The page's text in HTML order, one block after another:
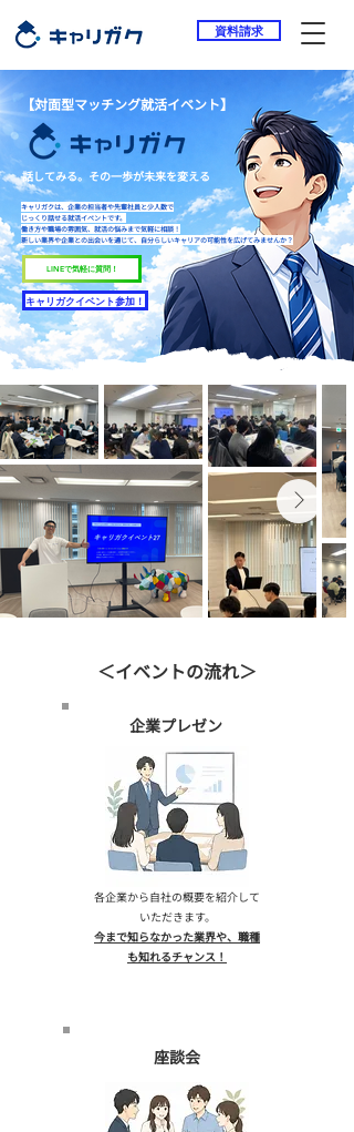
資料請求
​【対面型マッチング就活イベント】
話してみる。その一歩が未来を変える
キャリガクは、企業の担当者や先輩社員と少人数で
じっくり話せる就活イベントです。
働き方や職場の雰囲気、就活の悩みまで気軽に相談！
新しい業界や企業との出会いを通じて、自分らしいキャリアの可能性を広げてみませんか？
LINEで気軽に質問！
キャリガクイベント参加！
​＜イベントの流れ＞
​企業プレゼン
​各企業から自社の概要を紹介して
いただきます。
今まで知らなかった業界や、職種
も知れるチャンス！
​座談会